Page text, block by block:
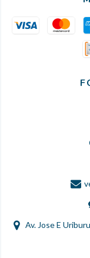
Av. Jose E